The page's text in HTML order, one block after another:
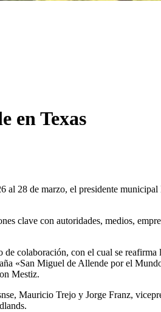
en Texas
28 de marzo, el presidente
clave con autoridades, medios,
colaboración, con el cual se
«San Miguel de Allende por el
Mestiz.
Mauricio Trejo y Jorge Franz,